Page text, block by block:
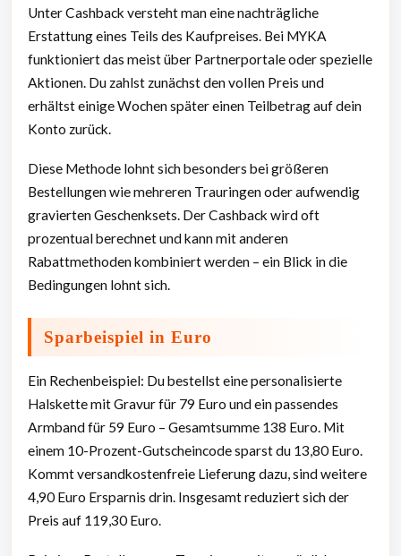
Unter Cashback versteht man eine nachträgliche
Erstattung eines Teils des Kaufpreises. Bei MYKA
funktioniert das meist über Partnerportale oder spezielle
Aktionen. Du zahlst zunächst den vollen Preis und
erhältst einige Wochen später einen Teilbetrag auf dein
Konto zurück.
Diese Methode lohnt sich besonders bei größeren
Bestellungen wie mehreren Trauringen oder aufwendig
gravierten Geschenksets. Der Cashback wird oft
prozentual berechnet und kann mit anderen
Rabattmethoden kombiniert werden – ein Blick in die
Bedingungen lohnt sich.
Sparbeispiel in Euro
Ein Rechenbeispiel: Du bestellst eine personalisierte
Halskette mit Gravur für 79 Euro und ein passendes
Armband für 59 Euro – Gesamtsumme 138 Euro. Mit
einem 10-Prozent-Gutscheincode sparst du 13,80 Euro.
Kommt versandkostenfreie Lieferung dazu, sind weitere
4,90 Euro Ersparnis drin. Insgesamt reduziert sich der
Preis auf 119,30 Euro.